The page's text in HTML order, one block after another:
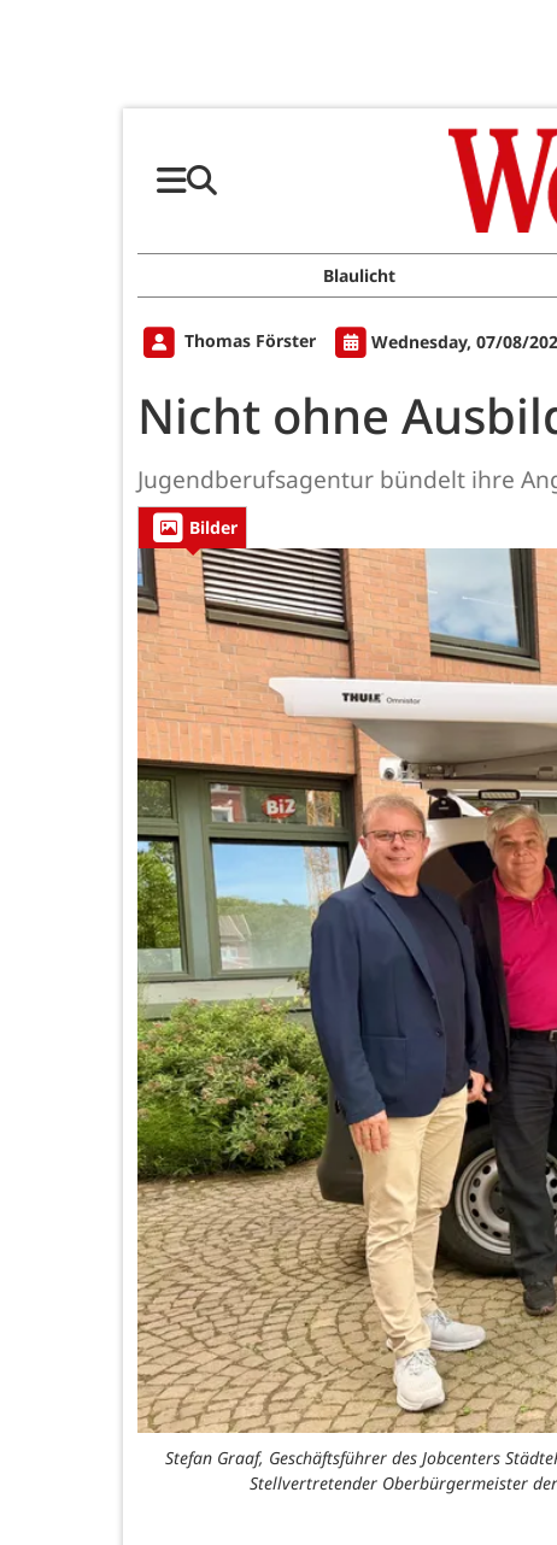
Blaulicht
Thomas Förster Wednesday, 07/08/
Nicht ohne
Jugendberufsagentur bündelt ihre
Bilder
Stefan Graaf, Geschäftsführer des Jobcenters
Stellvertretender Oberbürgermeister